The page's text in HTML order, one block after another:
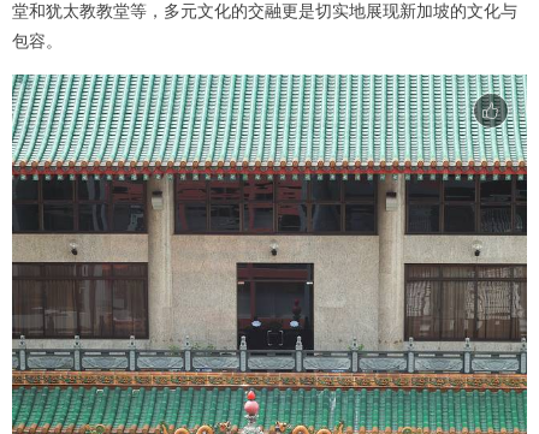
堂和犹太教教堂等，多元文化的交融更是切实地展现新加坡的文化与
包容。